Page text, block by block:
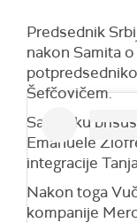
Predsednik
nakon Samita
Šefčovičem.
Sastanku
Emanuele
integracije
Nakon toga
kompanije